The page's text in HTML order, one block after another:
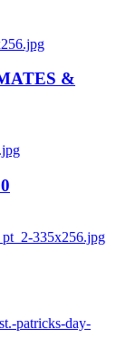
&
335x256.jpg
patricks-day-